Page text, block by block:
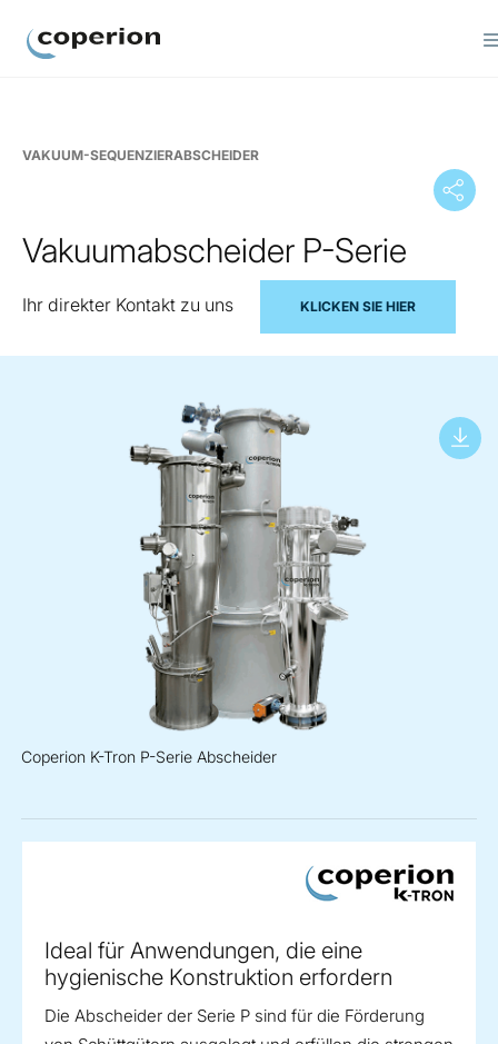
VAKUUM-SEQUENZIERABSCHEIDER
Vakuumabscheider P-Serie
Ihr direkter Kontakt zu uns KLICKEN SIE HIER
Coperion K-Tron P-Serie Abscheider
Ideal für Anwendungen, die eine
hygienische Konstruktion erfordern
Die Abscheider der Serie P sind für die Förderung